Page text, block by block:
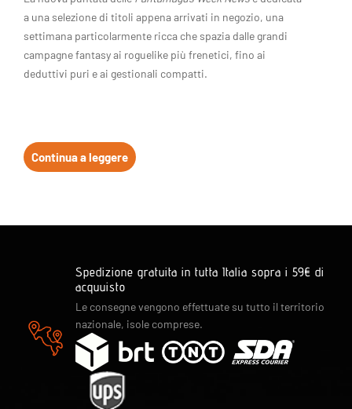
a una selezione di titoli appena arrivati in negozio, una
settimana particolarmente ricca che spazia dalle grandi
campagne fantasy ai roguelike più frenetici, fino ai
deduttivi puri e ai gestionali compatti.
Continua a leggere
Spedizione gratuita in tutta Italia sopra i 59€ di
acquuisto
Le consegne vengono effettuate su tutto il territorio
nazionale, isole comprese.